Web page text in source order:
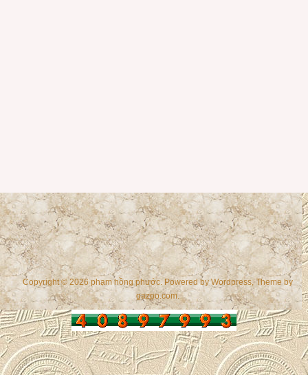
Copyright © 2026 phạm hồng phước. Powered byWordpress , Theme by
gazpo.com.